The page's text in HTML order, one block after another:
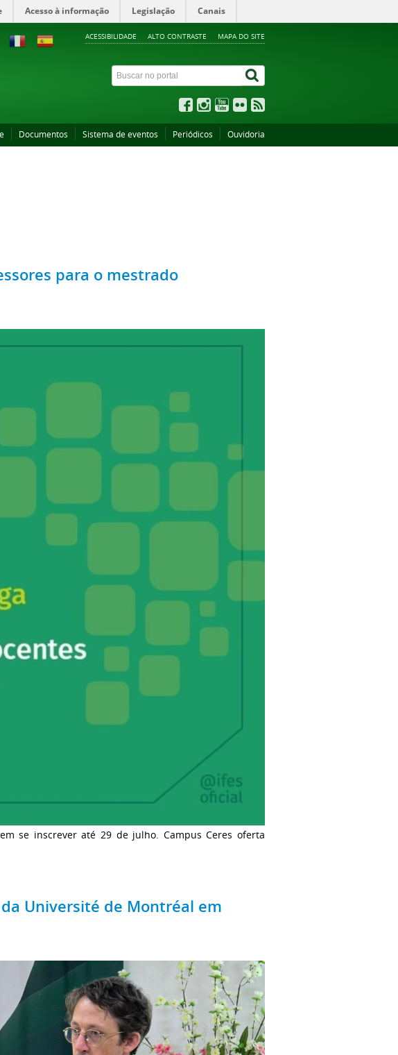
Acesso à informação Legislação Canais
ACESSIBILIDADE ALTO CONTRASTE MAPA DO SITE
Documentos Sistema de eventos Periódicos Ouvidoria
para o mestrado
se inscrever até 29 de julho. Campus Ceres oferta
Université de Montréal em